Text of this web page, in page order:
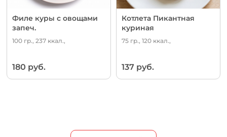
Филе куры с овощами
запеч.
100 гр., 237 ккал.,
180 руб.
Котлета Пикантная
куриная
75 гр., 120 ккал.,
137 руб.